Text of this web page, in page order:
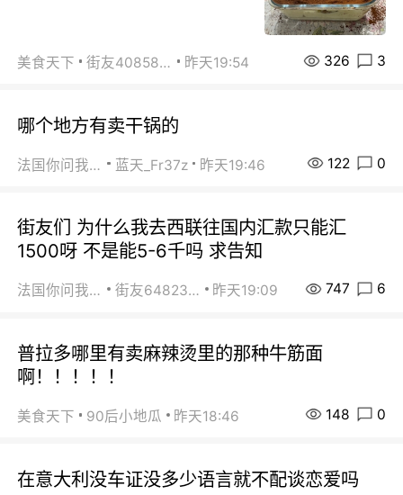
美食天下 街友40858442 昨天19:54 326 3
哪个地方有卖干锅的
法国你问我答 蓝天_Fr37z 昨天19:46 122 0
街友们 为什么我去西联往国内汇款只能汇
1500呀 不是能5-6千吗 求告知
法国你问我答 街友64823891 昨天19:09 747 6
普拉多哪里有卖麻辣烫里的那种牛筋面
啊！！！！！
美食天下 90后小地瓜 昨天18:46 148 0
在意大利没车证没多少语言就不配谈恋爱吗